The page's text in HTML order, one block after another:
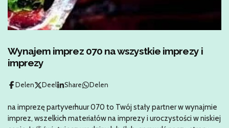
Wynajem imprez 070 na wszystkie imprezy i
imprezy
Delen Deel Share Delen
na imprezę partyverhuur 070 to Twój stały partner w wynajmie
imprez, wszelkich materiałów na imprezy i uroczystości w niskiej